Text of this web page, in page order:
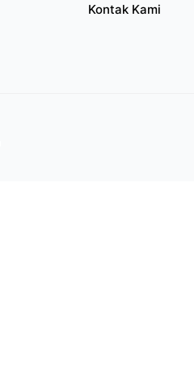
Kontak Kami